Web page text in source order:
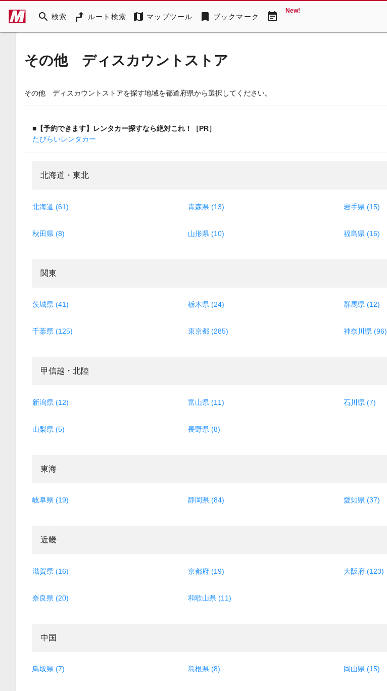
search 検索 ルート検索 map マップツール bookmark ブックマーク event_note New!
その他 ディスカウントストア
その他 ディスカウントストアを探す地域を都道府県から選択してください。
■【予約できます】レンタカー探すなら絶対これ！［PR］
たびらいレンタカー
北海道・東北
北海道 (61) 青森県 (13) 岩手県 (15)
秋田県 (8) 山形県 (10) 福島県 (16)
関東
茨城県 (41) 栃木県 (24) 群馬県 (12)
千葉県 (125) 東京都 (285) 神奈川県 (96)
甲信越・北陸
新潟県 (12) 富山県 (11) 石川県 (7)
山梨県 (5) 長野県 (8)
東海
岐阜県 (19) 静岡県 (84) 愛知県 (37)
近畿
滋賀県 (16) 京都府 (19) 大阪府 (123)
奈良県 (20) 和歌山県 (11)
中国
鳥取県 (7) 島根県 (8) 岡山県 (15)